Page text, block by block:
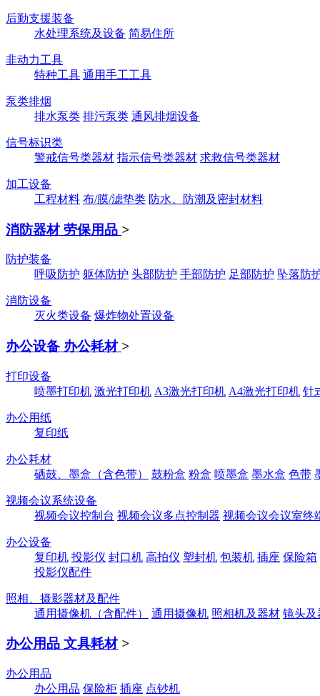
后勤支援装备
水处理系统及设备 简易住所
非动力工具
特种工具 通用手工工具
泵类排烟
排水泵类 排污泵类 通风排烟设备
信号标识类
警戒信号类器材 指示信号类器材 求救信号类器材
加工设备
工程材料 布/膜/滤垫类 防水、防潮及密封材料
消防器材 劳保用品 >
防护装备
呼吸防护 躯体防护 头部防护 手部防护 足部防护 坠落防
消防设备
灭火类设备 爆炸物处置设备
办公设备 办公耗材 >
打印设备
喷墨打印机 激光打印机 A3激光打印机 A4激光打印机 针
办公用纸
复印纸
办公耗材
硒鼓、墨盒（含色带）
鼓粉盒 粉盒 喷墨盒 墨水盒 色带
视频会议系统设备
视频会议控制台 视频会议多点控制器 视频会议会议室终
办公设备
复印机 投影仪 封口机 高拍仪 塑封机 包装机 插座 保险箱
投影仪配件
照相、摄影器材及配件
通用摄像机（含配件）
通用摄像机 照相机及器材 镜头及
办公用品 文具耗材 >
办公用品
办公用品 保险柜 插座 点钞机